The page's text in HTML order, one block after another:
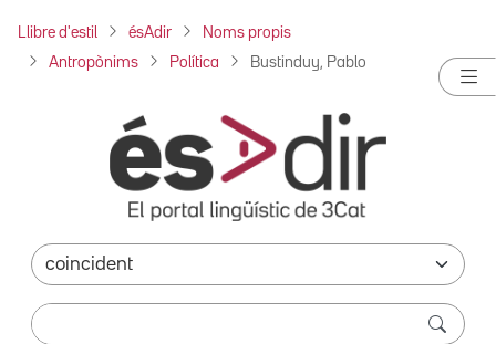
Llibre d'estil ésAdir Noms propis
Antropònims Política Bustinduy, Pablo